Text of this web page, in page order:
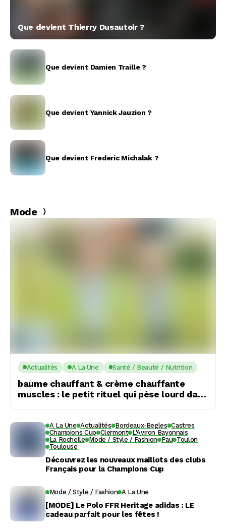
Que devient Thierry Dusautoir ?
Que devient Damien Traille ?
Que devient Yannick Jauzion ?
Que devient Frederic Michalak ?
Mode
Actualités A La Une Santé / Beauté / Nutrition
baume chauffant & crème chauffante
muscles : le petit rituel qui pèse lourd dans
A La Une Actualités Bordeaux-Begles Castres
Champions Cup Clermont L'Aviron Bayonnais
La Rochelle Mode / Style / Fashion Pau Toulon
Toulouse
Découvrez les nouveaux maillots des clubs
Français pour la Champions Cup
Mode / Style / Fashion A La Une
[MODE] Le Polo FFR Heritage adidas : LE
cadeau parfait pour les fêtes !